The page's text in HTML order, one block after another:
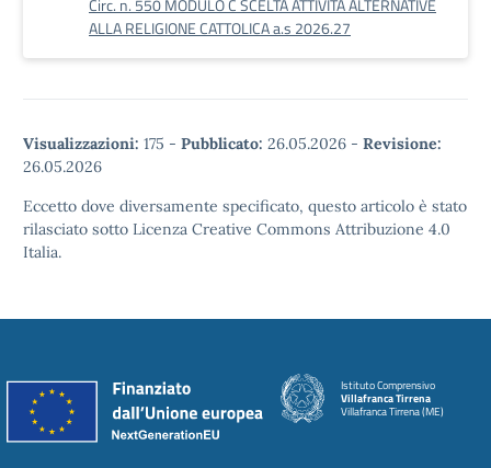
Circ. n. 550 MODULO C SCELTA ATTIVITÀ ALTERNATIVE
ALLA RELIGIONE CATTOLICA a.s 2026.27
Visualizzazioni: 175 - Pubblicato: 26.05.2026 - Revisione:
26.05.2026
Eccetto dove diversamente specificato, questo articolo è stato
rilasciato sotto Licenza Creative Commons Attribuzione 4.0
Italia.
Istituto Comprensivo
Villafranca Tirrena
Villafranca Tirrena (ME)